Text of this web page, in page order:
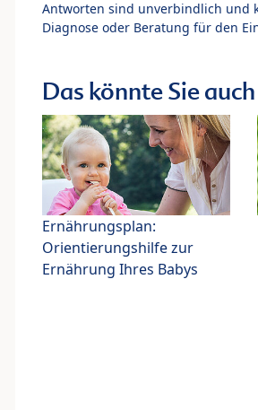
Antworten sind unverbindlich und
Diagnose oder Beratung für den
Das könnte Sie
Ernährungsplan:
Orientierungshilfe zur
Ernährung Ihres Babys